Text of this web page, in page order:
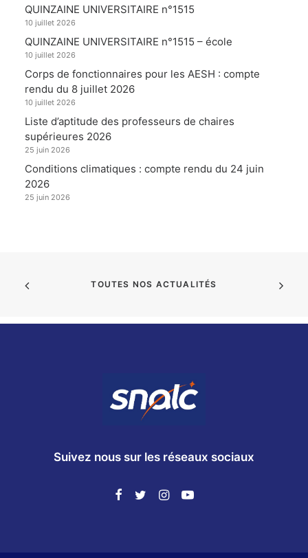
QUINZAINE UNIVERSITAIRE n°1515
10 juillet 2026
QUINZAINE UNIVERSITAIRE n°1515 – école
10 juillet 2026
Corps de fonctionnaires pour les AESH : compte
rendu du 8 juillet 2026
10 juillet 2026
Liste d’aptitude des professeurs de chaires
supérieures 2026
25 juin 2026
Conditions climatiques : compte rendu du 24 juin
2026
25 juin 2026
TOUTES NOS ACTUALITÉS
Suivez nous sur les réseaux sociaux